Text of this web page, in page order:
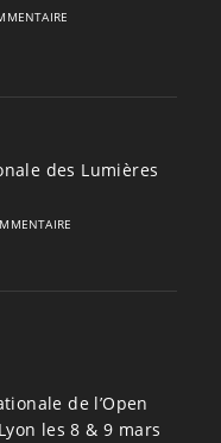
des Lumières
de l’Open
les 8 & 9 mars